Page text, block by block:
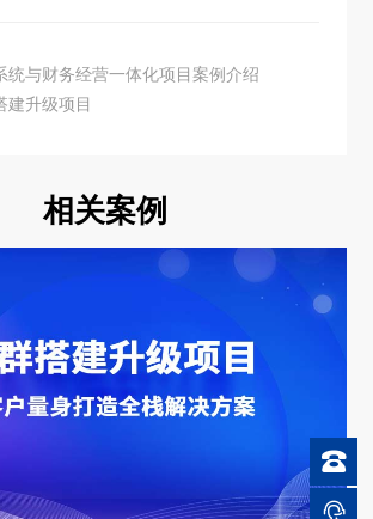


统与财务经营一体化项目案例介绍
建升级项目
相关案例